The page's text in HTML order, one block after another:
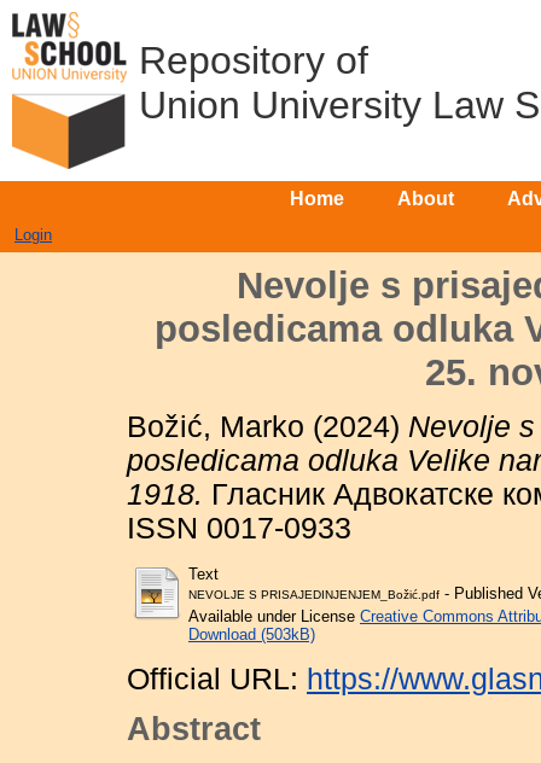
Repository of
Union University Law
Home About
Login
Nevolje s
posledicama odluka
25.
Božić, Marko (2024) Nevolje
posledicama odluka Velike
1918. Гласник Адвокатске
ISSN 0017-0933
Text
NEVOLJE S PRISAJEDINJENJEM_Božić.pdf - Published
Available under License Creative Commons
Download (503kB)
Official URL: https://
Abstract